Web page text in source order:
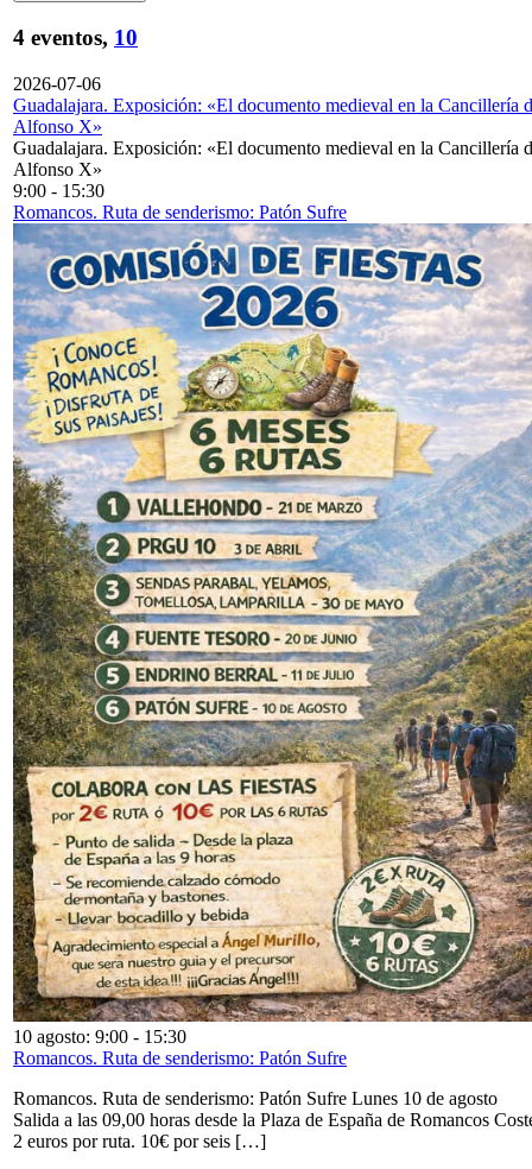
4 eventos, 10
2026-07-06
Guadalajara. Exposición: «El documento medieval en la Cancillería
Alfonso X»
Guadalajara. Exposición: «El documento medieval en la Cancillería
Alfonso X»
9:00 - 15:30
Romancos. Ruta de senderismo: Patón Sufre
10 agosto: 9:00 - 15:30
Romancos. Ruta de senderismo: Patón Sufre
Romancos. Ruta de senderismo: Patón Sufre Lunes 10 de agosto
Salida a las 09,00 horas desde la Plaza de España de Romancos
2 euros por ruta. 10€ por seis […]